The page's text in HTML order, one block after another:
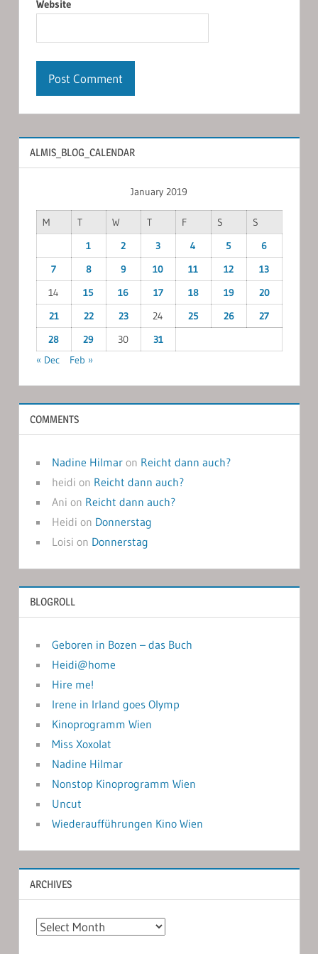
Website
ALMIS_BLOG_CALENDAR
January 2019
M T W T F S
S
1
2 3 4 5
6
7
8 9 10 11 12
13
14
15 16 17 18 19
20
21
22 23 24 25 26
27
28
29 30
31
« Dec
Feb »
COMMENTS
Nadine Hilmaron Reicht dann auch?
heidi on Reicht dann auch?
Ani on Reicht dann auch?
Heidi on Donnerstag
Loisi on Donnerstag
BLOGROLL
Geboren in Bozen – das Buch
Heidi@home
Hire me!
Irene in Irland goes Olymp
Kinoprogramm Wien
Miss Xoxolat
Nadine Hilmar
Nonstop Kinoprogramm Wien
Uncut
Wiederaufführungen Kino Wien
ARCHIVES
Archives